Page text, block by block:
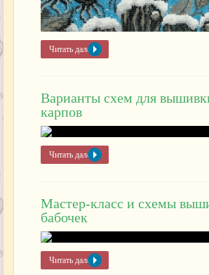
Читать далее »
Варианты схем для
карпов
Читать далее »
Мастер-класс и схемы
бабочек
Читать далее »